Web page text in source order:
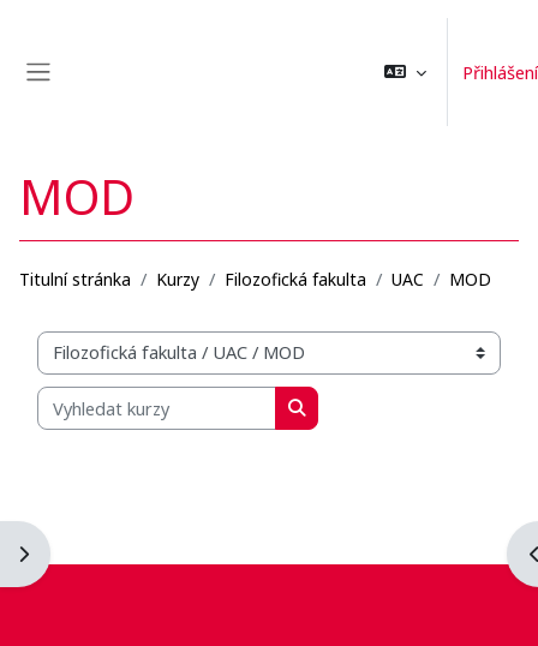
Přihlášení
Otevřít panel bloku
MOD
Titulní stránka Kurzy Filozofická fakulta UAC MOD
Organizační struktura kurzů
Vyhledat kurzy
Vyhledat kurzy